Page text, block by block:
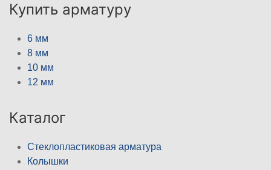
Купить арматуру
6 мм
8 мм
10 мм
12 мм
Каталог
Стеклопластиковая арматура
Колышки